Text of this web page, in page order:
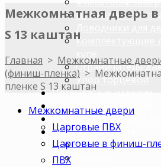
Цилиндры с
Комплектующие
Ограничитель
Упор торцевой
Погонажные изделия
Строительные двери
ДВЕРИ ПО
Двери по цветам
Светлые
Межкомнатная дверь
S 13 каштан
Главная > Межкомнатные
(финиш-пленка) >
пленке S 13 каштан
Межкомнатные двери
Царговые ПВХ
Царговые в финиш-
ПВХ